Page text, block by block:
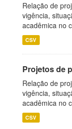
Relação de
vigência,
acadêmica no
CSV
Projetos de
Relação de
vigência,
acadêmica no
CSV